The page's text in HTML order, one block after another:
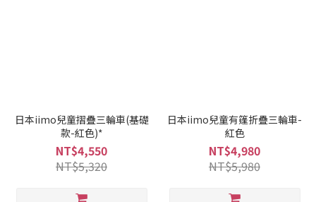
日本iimo兒童摺疊三輪車(基礎
款-紅色)*
NT$4,550
NT$5,320
日本iimo兒童有篷折疊三輪車-
紅色
NT$4,980
NT$5,980